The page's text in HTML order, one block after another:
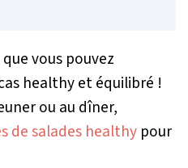
vous pouvez
healthy et équilibré !
ou au dîner,
de salades healthy pour